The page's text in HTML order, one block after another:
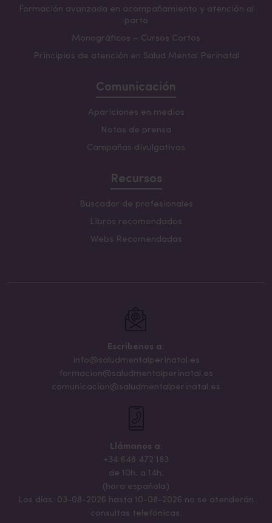
Formación avanzada en acompañamiento y atención al
parto
Monográficos – Cursos Cortos
Principios de atención en Salud Mental Perinatal
Comunicación
Apariciones en medios
Notas de prensa
Campañas divulgativas
Recursos
Buscador de profesionales
Libros recomendados
Webs Recomendadas
Escribenos a:
info@saludmentalperinatal.es
formacion@saludmentalperinatal.es
comunicacion@saludmentalperinatal.es
Llámanos a:
+34 648 472 183
de 10h. a 14h.
(hora española)
Los días: 03-08-2026 hasta 10-08-2026 no se atenderán
consultas telefónicas.